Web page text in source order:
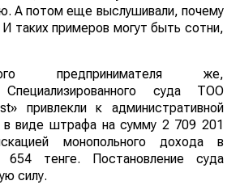
А потом еще выслушивали, почему
таких примеров могут быть сотни,
предпринимателя же,
Специализированного суда ТОО
привлекли к административной
в виде штрафа на сумму 2 709 201
монопольного дохода в
тенге. Постановление суда
силу.